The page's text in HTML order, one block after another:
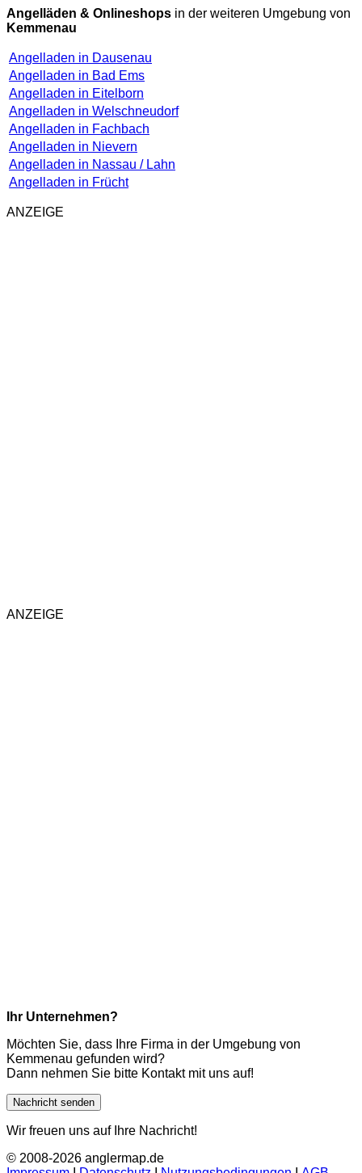
Angelläden & Onlineshops in der weiteren Umgebung von
Kemmenau
Angelladen in Dausenau
Angelladen in Bad Ems
Angelladen in Eitelborn
Angelladen in Welschneudorf
Angelladen in Fachbach
Angelladen in Nievern
Angelladen in Nassau / Lahn
Angelladen in Frücht
ANZEIGE
ANZEIGE
Ihr Unternehmen?
Möchten Sie, dass Ihre Firma in der Umgebung von
Kemmenau gefunden wird?
Dann nehmen Sie bitte Kontakt mit uns auf!
Nachricht senden
Wir freuen uns auf Ihre Nachricht!
© 2008-2026 anglermap.de